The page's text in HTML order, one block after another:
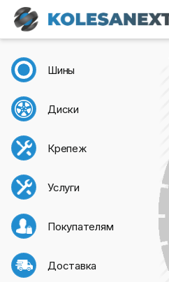
Шины
Диски
Крепеж
Услуги
Покупателям
Доставка